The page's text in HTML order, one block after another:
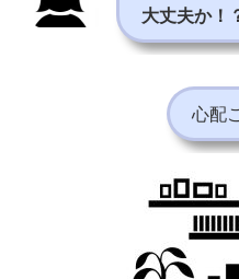
大丈夫か！
心配